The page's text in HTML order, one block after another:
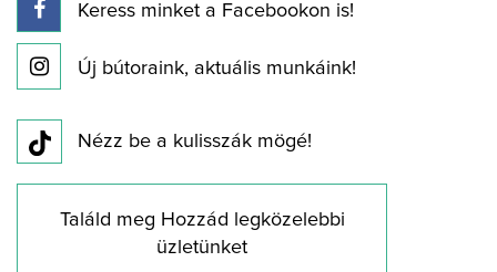
Keress minket a Facebookon is!
Új bútoraink, aktuális munkáink!
Nézz be a kulisszák mögé!
Találd meg Hozzád legközelebbi
üzletünket